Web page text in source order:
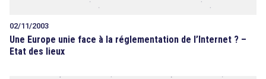
02/11/2003
Une Europe unie face à la réglementation de l’Internet ? –
Etat des lieux